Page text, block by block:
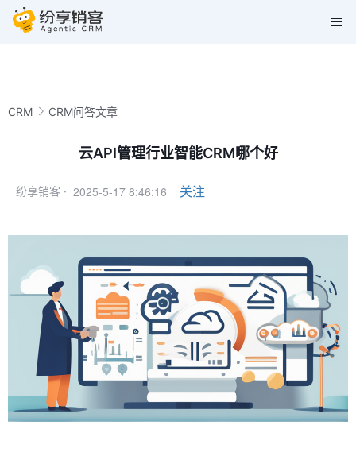
CRM CRM问答文章
云API管理行业智能CRM哪个好
纷享销客 · 2025-5-17 8:46:16 关注